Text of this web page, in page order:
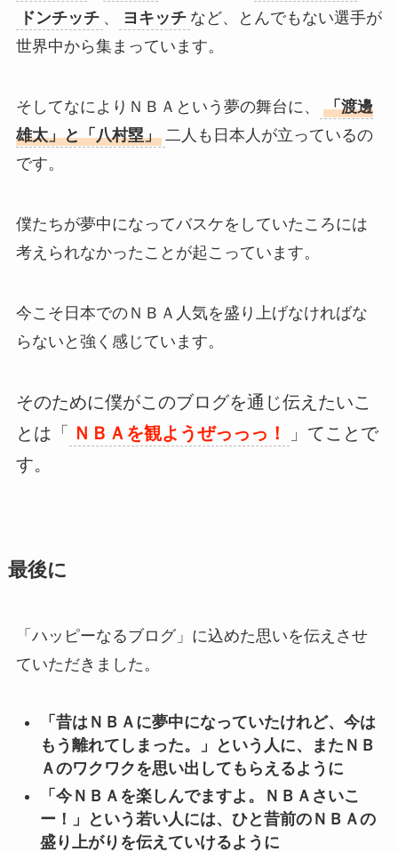
ドンチッチ 、 ヨキッチ など、とんでもない選手が
世界中から集まっています。
そしてなによりＮＢＡという夢の舞台に、
「渡邊
雄太」と「八村塁」 二人も日本人が立っているの
です。
僕たちが夢中になってバスケをしていたころには
考えられなかったことが起こっています。
今こそ日本でのＮＢＡ人気を盛り上げなければな
らないと強く感じています。
そのために僕がこのブログを通じ伝えたいこ
とは「
ＮＢＡを観ようぜっっっ！
」てことで
す。
最後に
「ハッピーなるブログ」に込めた思いを伝えさせ
ていただきました。
「昔はＮＢＡに夢中になっていたけれど、今は
もう離れてしまった。」という人に、またＮＢ
Ａのワクワクを思い出してもらえるように
「今ＮＢＡを楽しんでますよ。ＮＢＡさいこ
ー！」という若い人には、ひと昔前のＮＢＡの
盛り上がりを伝えていけるように